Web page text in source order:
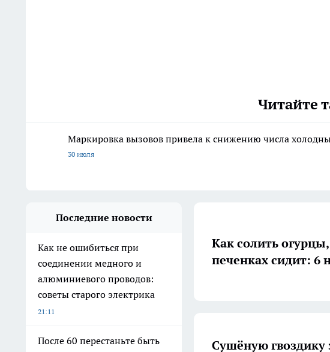
Читайте
Маркировка вызовов привела к снижению числа
30 июля
Последние новости
Как не ошибиться при
соединении медного и
алюминиевого проводов:
советы старого электрика
21:11
После 60 перестаньте быть
Как солить
печенках сидит: 6
Сушёную